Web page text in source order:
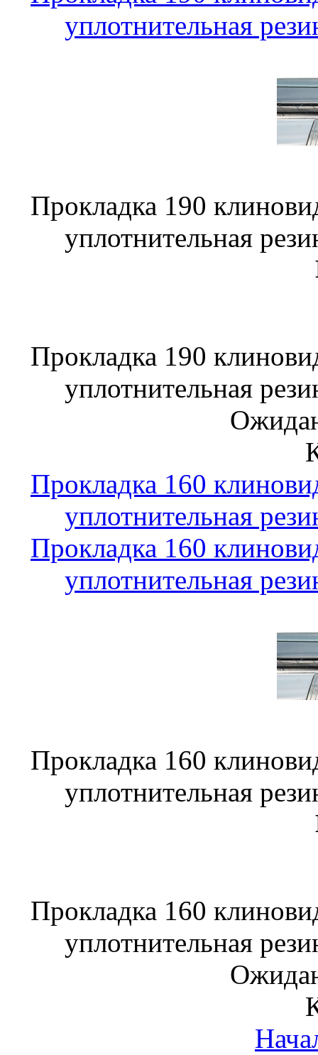
уплотнительная
Прокладка 190
уплотнительная
Прокладка 190
уплотнительная
Прокладка 160
уплотнительная
Прокладка 160
уплотнительная
Прокладка 160
уплотнительная
Прокладка 160
уплотнительная